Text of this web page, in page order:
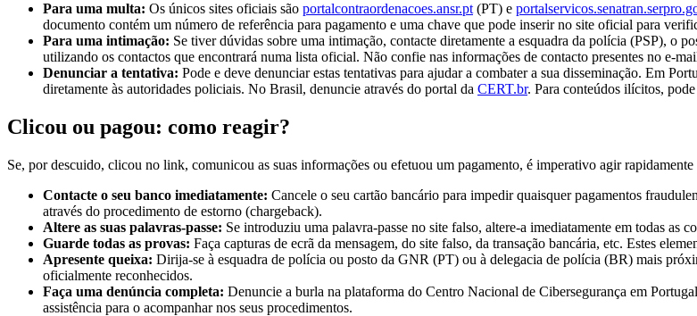
Para uma multa: Os únicos sites oficiais são portalcontraordenacoes.ansr.pt (PT) e
documento contém um número de referência para pagamento e uma chave que pode inserir no site oficial para
Para uma intimação: Se tiver dúvidas sobre uma intimação, contacte diretamente a esquadra da polícia (PSP),
utilizando os contactos que encontrará numa lista oficial. Não confie nas informações de contacto presentes no e-
Denunciar a tentativa: Pode e deve denunciar estas tentativas para ajudar a combater a sua disseminação. Em
diretamente às autoridades policiais. No Brasil, denuncie através do portal da CERT.br. Para conteúdos ilícitos,
Clicou ou pagou: como reagir?
Se, por descuido, clicou no link, comunicou as suas informações ou efetuou um pagamento, é imperativo agir
Contacte o seu banco imediatamente: Cancele o seu cartão bancário para impedir quaisquer pagamentos
através do procedimento de estorno (chargeback).
Altere as suas palavras-passe: Se introduziu uma palavra-passe no site falso, altere-a imediatamente em todas as
Guarde todas as provas: Faça capturas de ecrã da mensagem, do site falso, da transação bancária, etc. Estes
Apresente queixa: Dirija-se à esquadra de polícia ou posto da GNR (PT) ou à delegacia de polícia (BR) mais
oficialmente reconhecidos.
Faça uma denúncia completa: Denuncie a burla na plataforma do Centro Nacional de Cibersegurança em
assistência para o acompanhar nos seus procedimentos.